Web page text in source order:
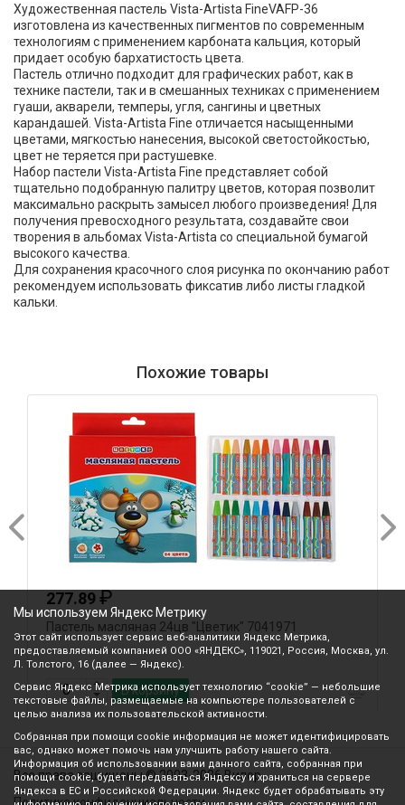
Художественная пастель Vista-Artista FineVAFP-36
изготовлена из качественных пигментов по современным
технологиям с применением карбоната кальция, который
придает особую бархатистость цвета.
Пастель отлично подходит для графических работ, как в
технике пастели, так и в смешанных техниках с применением
гуаши, акварели, темперы, угля, сангины и цветных
карандашей. Vista-Artista Fine отличается насыщенными
цветами, мягкостью нанесения, высокой светостойкостью,
цвет не теряется при растушевке.
Набор пастели Vista-Artista Fine представляет собой
тщательно подобранную палитру цветов, которая позволит
максимально раскрыть замысел любого произведения! Для
получения превосходного результата, создавайте свои
творения в альбомах Vista-Artista со специальной бумагой
высокого качества.
Для сохранения красочного слоя рисунка по окончанию работ
рекомендуем использовать фиксатив либо листы гладкой
кальки.
Похожие товары
277.89₽
Пастель масляная 24цв "Цветик" 7041971
В корзину
Все права защищены © 2003-2026 Вилор
Мы используем Яндекс Метрику
Этот сайт использует сервис веб-аналитики Яндекс Метрика,
предоставляемый компанией ООО «ЯНДЕКС», 119021, Россия, Москва, ул.
Л. Толстого, 16 (далее — Яндекс).
Сервис Яндекс Метрика использует технологию “cookie” — небольшие
текстовые файлы, размещаемые на компьютере пользователей с
целью анализа их пользовательской активности.
Собранная при помощи cookie информация не может идентифицировать
вас, однако может помочь нам улучшить работу нашего сайта.
Информация об использовании вами данного сайта, собранная при
помощи cookie, будет передаваться Яндексу и храниться на сервере
Яндекса в ЕС и Российской Федерации. Яндекс будет обрабатывать эту